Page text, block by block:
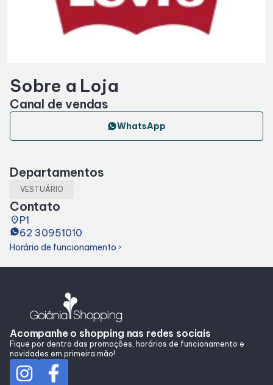
Cinema
Lojas e Restaurantes
Lojas
Alimentação
Programa de Benefícios
Sobre a Loja
Canal de vendas
WhatsApp
Departamentos
VESTUÁRIO
Contato
placeP1
62 30951010
Horário de funcionamento chevron_right
Acompanhe o shopping nas redes sociais
Fique por dentro das promoções, horários de funcionamento e
novidades em primeira mão!